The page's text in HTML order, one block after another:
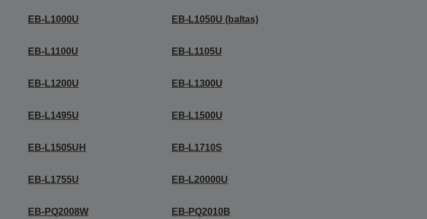
EB-L1000U EB-L1050U (baltas)
EB-L1100U EB-L1105U
EB-L1200U EB-L1300U
EB-L1495U EB-L1500U
EB-L1505UH EB-L1710S
EB-L1755U EB-L20000U
EB-PQ2008W EB-PQ2010B